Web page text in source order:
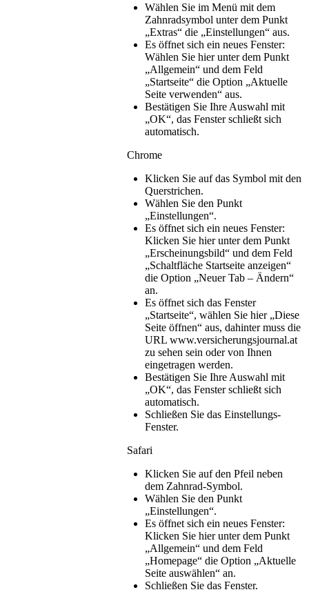
Wählen Sie im Menü mit dem
Zahnradsymbol unter dem Punkt
„Extras“ die „Einstellungen“ aus.
Es öffnet sich ein neues Fenster:
Wählen Sie hier unter dem Punkt
„Allgemein“ und dem Feld
„Startseite“ die Option „Aktuelle
Seite verwenden“ aus.
Bestätigen Sie Ihre Auswahl mit
„OK“, das Fenster schließt sich
automatisch.
Chrome
Klicken Sie auf das Symbol mit den
Querstrichen.
Wählen Sie den Punkt
„Einstellungen“.
Es öffnet sich ein neues Fenster:
Klicken Sie hier unter dem Punkt
„Erscheinungsbild“ und dem Feld
„Schaltfläche Startseite anzeigen“
die Option „Neuer Tab – Ändern“
an.
Es öffnet sich das Fenster
„Startseite“, wählen Sie hier „Diese
Seite öffnen“ aus, dahinter muss die
URL www.versicherungsjournal.at
zu sehen sein oder von Ihnen
eingetragen werden.
Bestätigen Sie Ihre Auswahl mit
„OK“, das Fenster schließt sich
automatisch.
Schließen Sie das Einstellungs-
Fenster.
Safari
Klicken Sie auf den Pfeil neben
dem Zahnrad-Symbol.
Wählen Sie den Punkt
„Einstellungen“.
Es öffnet sich ein neues Fenster:
Klicken Sie hier unter dem Punkt
„Allgemein“ und dem Feld
„Homepage“ die Option „Aktuelle
Seite auswählen“ an.
Schließen Sie das Fenster.